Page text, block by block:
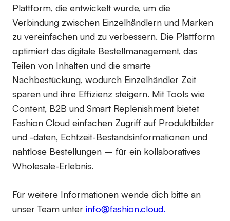
Plattform, die entwickelt wurde, um die
Verbindung zwischen Einzelhändlern und Marken
zu vereinfachen und zu verbessern. Die Plattform
optimiert das digitale Bestellmanagement, das
Teilen von Inhalten und die smarte
Nachbestückung, wodurch Einzelhändler Zeit
sparen und ihre Effizienz steigern. Mit Tools wie
Content, B2B und Smart Replenishment bietet
Fashion Cloud einfachen Zugriff auf Produktbilder
und -daten, Echtzeit-Bestandsinformationen und
nahtlose Bestellungen – für ein kollaboratives
Wholesale-Erlebnis.
Für weitere Informationen wende dich bitte an
unser Team unter info@fashion.cloud.